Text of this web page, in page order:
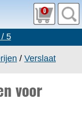
0
5
/ Verslaat
voor